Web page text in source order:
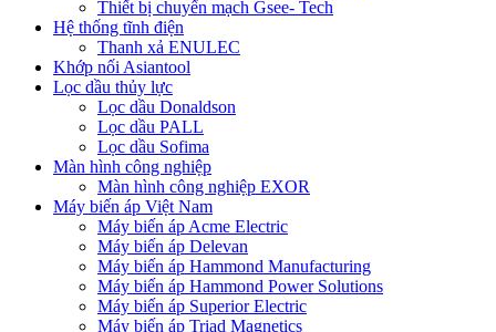
Thiết bị chuyển mạch Gsee- Tech
Hệ thống tĩnh điện
Thanh xả ENULEC
Khớp nối Asiantool
Lọc dầu thủy lực
Lọc dầu Donaldson
Lọc dầu PALL
Lọc dầu Sofima
Màn hình công nghiệp
Màn hình công nghiệp EXOR
Máy biến áp Việt Nam
Máy biến áp Acme Electric
Máy biến áp Delevan
Máy biến áp Hammond Manufacturing
Máy biến áp Hammond Power Solutions
Máy biến áp Superior Electric
Máy biến áp Triad Magnetics